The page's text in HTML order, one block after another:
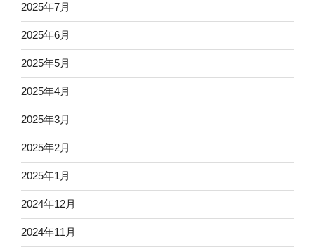
2025年7月
2025年6月
2025年5月
2025年4月
2025年3月
2025年2月
2025年1月
2024年12月
2024年11月